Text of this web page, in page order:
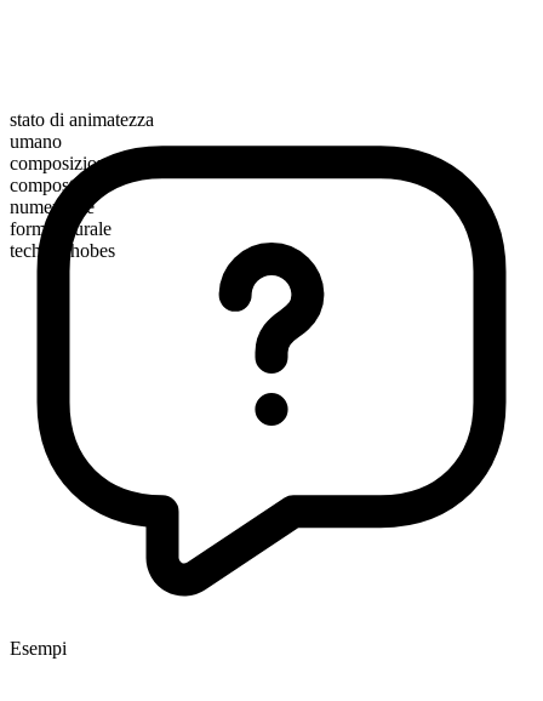
stato di animatezza
umano
composizione morfologica
composto
numerabile
forma plurale
technophobes
Esempi